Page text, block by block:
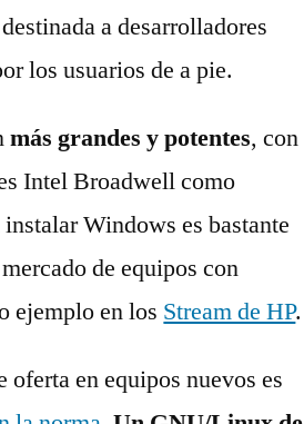
a desarrolladores
los usuarios de a pie.
más grandes y potentes, con
Intel Broadwell como
Windows es bastante
de equipos con
ejemplo en los Stream de HP.
en equipos nuevos es